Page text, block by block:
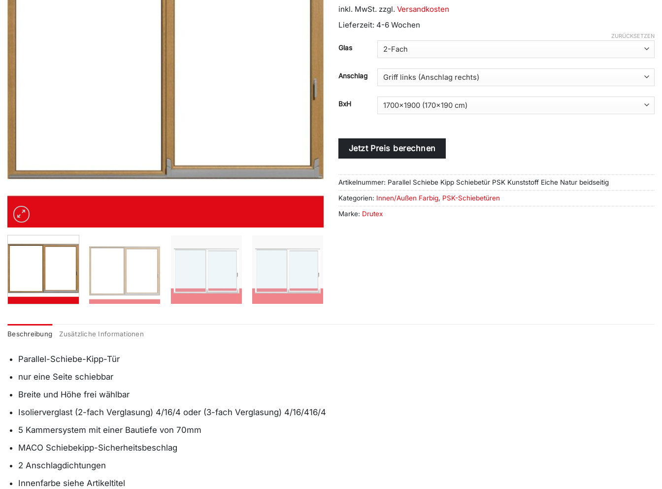
inkl. MwSt. zzgl. Versandkosten
Lieferzeit: 4-6 Wochen
Glas
Anschlag
BxH
ZURÜCKSETZEN
Alternative:
Jetzt Preis berechnen
Artikelnummer: Parallel Schiebe Kipp Schiebetür PSK Kunststoff Eiche Natur beidseitig
Kategorien: Innen/Außen Farbig, PSK-Schiebetüren
Marke: Drutex
Beschreibung Zusätzliche Informationen
Parallel-Schiebe-Kipp-Tür
nur eine Seite schiebbar
Breite und Höhe frei wählbar
Isolierverglast (2-fach Verglasung) 4/16/4 oder (3-fach Verglasung) 4/16/416/4
5 Kammersystem mit einer Bautiefe von 70mm
MACO Schiebekipp-Sicherheitsbeschlag
2 Anschlagdichtungen
Innenfarbe siehe Artikeltitel